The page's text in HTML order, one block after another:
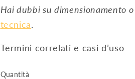
Hai dubbi su dimensionamento
tecnica.
Termini correlati e casi d’uso
Quantità